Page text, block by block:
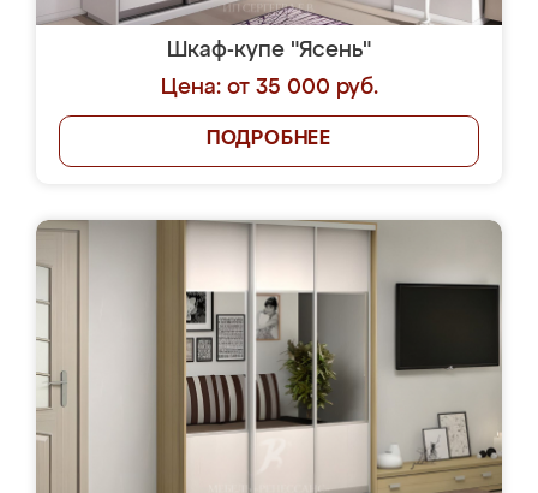
Шкаф-купе "Ясень"
Цена: от 35 000 руб.
ПОДРОБНЕЕ